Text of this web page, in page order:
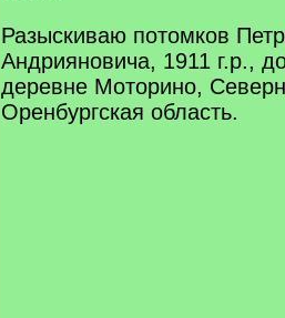
Разыскиваю потомков
Андрияновича, 1911 г.р.,
деревне Моторино,
Оренбургская область.